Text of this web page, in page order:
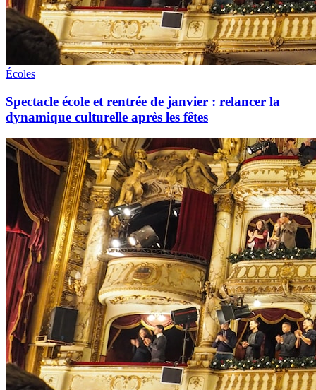
Écoles
Spectacle école et rentrée de janvier : relancer la
dynamique culturelle après les fêtes